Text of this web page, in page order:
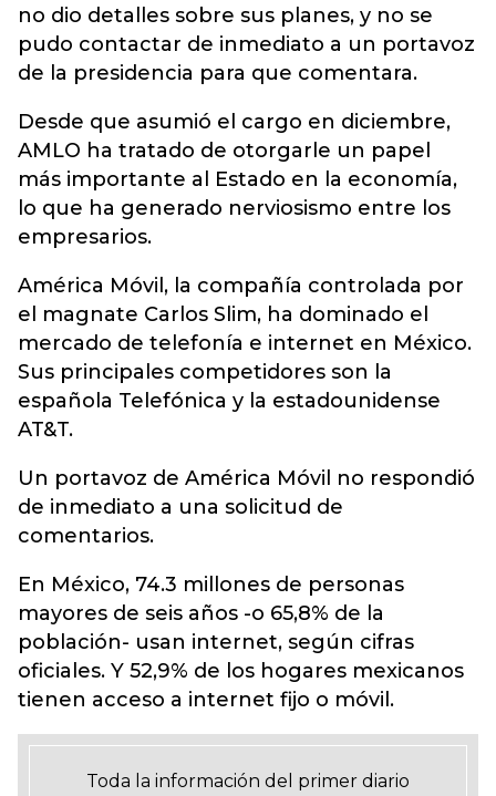
no dio detalles sobre sus planes, y no se
pudo contactar de inmediato a un portavoz
de la presidencia para que comentara.
Desde que asumió el cargo en diciembre,
AMLO ha tratado de otorgarle un papel
más importante al Estado en la economía,
lo que ha generado nerviosismo entre los
empresarios.
América Móvil, la compañía controlada por
el magnate Carlos Slim, ha dominado el
mercado de telefonía e internet en México.
Sus principales competidores son la
española Telefónica y la estadounidense
AT&T.
Un portavoz de América Móvil no respondió
de inmediato a una solicitud de
comentarios.
En México, 74.3 millones de personas
mayores de seis años -o 65,8% de la
población- usan internet, según cifras
oficiales. Y 52,9% de los hogares mexicanos
tienen acceso a internet fijo o móvil.
Toda la información del primer diario